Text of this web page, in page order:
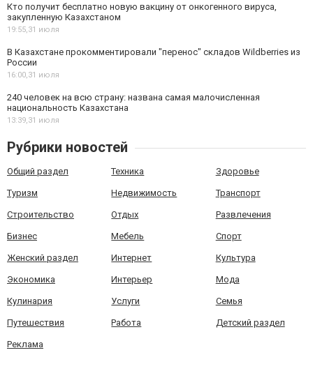
Кто получит бесплатно новую вакцину от онкогенного вируса,
закупленную Казахстаном
19:55,31 июля
В Казахстане прокомментировали "перенос" складов Wildberries из
России
16:00,31 июля
240 человек на всю страну: названа самая малочисленная
национальность Казахстана
13:39,31 июля
Рубрики новостей
Общий раздел Техника Здоровье
Туризм Недвижимость Транспорт
Строительство Отдых Развлечения
Бизнес Мебель Спорт
Женский раздел Интернет Культура
Экономика Интерьер Мода
Кулинария Услуги Семья
Путешествия Работа Детский раздел
Реклама